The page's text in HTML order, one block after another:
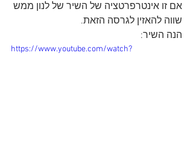
אם זו אינטרפרטציה של השיר של לנון ממש
שווה להאזין לגרסה הזאת.
הנה השיר:
https://www.youtube.com/watch?